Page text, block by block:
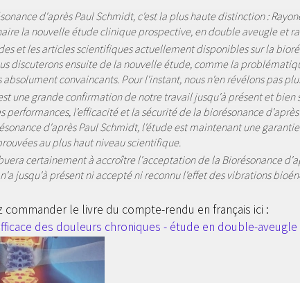
d'après Paul Schmidt, c'est la plus haute distinction :
la nouvelle étude clinique prospective, en double aveugle et
et les articles scientifiques actuellement disponibles sur la
discuterons ensuite de la nouvelle étude, comme la
absolument convaincants. Pour l'instant, nous n'en révélons pas
une grande confirmation de notre travail jusqu'à présent et
performances, l'efficacité et la sécurité de la biorésonance
d'après Paul Schmidt, l'étude est maintenant une
au plus haut niveau scientifique.
certainement à accroître l'acceptation de la Biorésonance
jusqu'à présent ni accepté ni reconnu l'effet des vibrations
commander le livre du compte-rendu en français ici :
des douleurs chroniques - étude en double-